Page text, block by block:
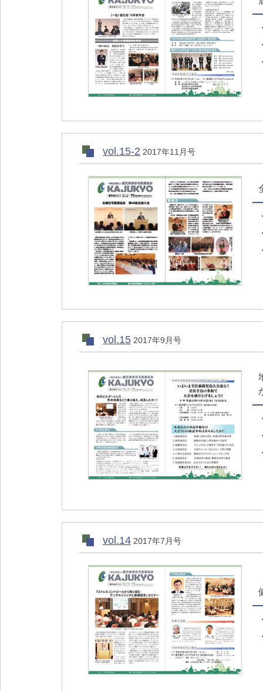
vol.15-2 2017年11月号
vol.15 2017年9月号
vol.14 2017年7月号